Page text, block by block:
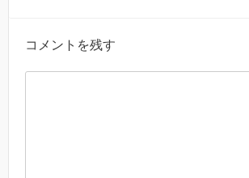
コメントを残す